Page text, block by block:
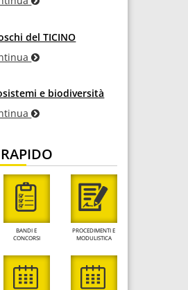
del TICINO
e biodiversità
BANDI E
CONCORSI
PROCEDIMENTI E
MODULISTICA